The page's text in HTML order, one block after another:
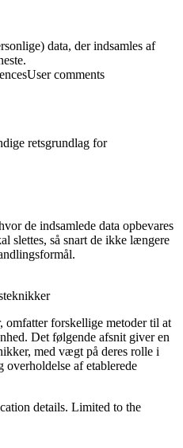
data, der indsamles af
User comments
retsgrundlag for
de indsamlede data opbevares
slettes, så snart de ikke længere
omfatter forskellige metoder til at
Det følgende afsnit giver en
med vægt på deres rolle i
af etablerede
details. Limited to the